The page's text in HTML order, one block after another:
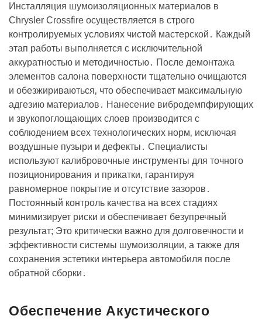
Инсталляция шумоизоляционных материалов в
Chrysler Crossfire осуществляется в строго
контролируемых условиях чистой мастерской․ Каждый
этап работы выполняется с исключительной
аккуратностью и методичностью․ После демонтажа
элементов салона поверхности тщательно очищаются
и обезжириваються‚ что обеспечивает максимальную
адгезию материалов․ Нанесение вибродемпфирующих
и звукопоглощающих слоев производится с
соблюдением всех технологических норм‚ исключая
воздушные пузыри и дефекты․ Специалисты
используют калибровочные инструменты для точного
позиционирования и прикатки‚ гарантируя
равномерное покрытие и отсутствие зазоров․
Постоянный контроль качества на всех стадиях
минимизирует риски и обеспечивает безупречный
результат; Это критически важно для долговечности и
эффективности системы шумоизоляции‚ а также для
сохранения эстетики интерьера автомобиля после
обратной сборки․
Обеспечение Акустического